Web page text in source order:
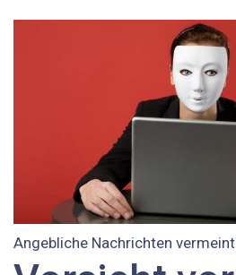
Angebliche Nachrichten